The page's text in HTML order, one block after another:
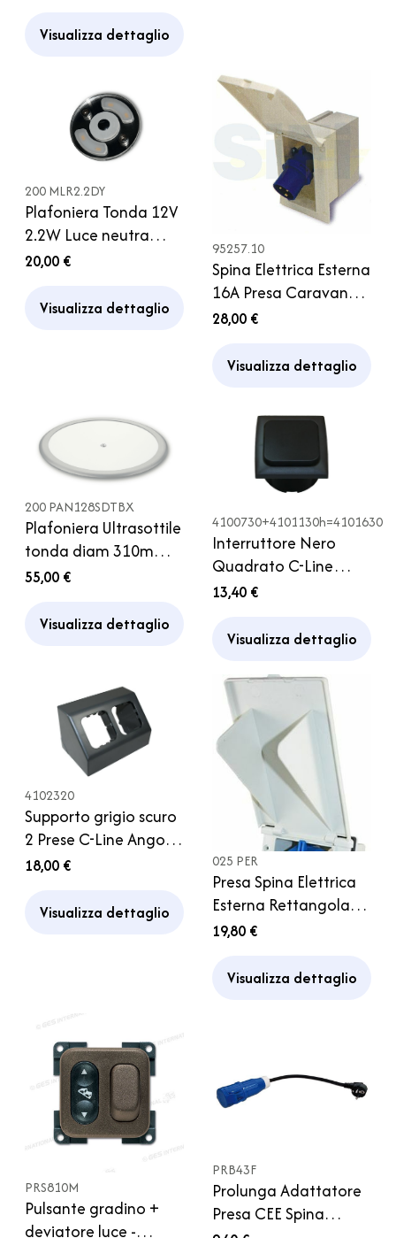
Visualizza dettaglio
200 MLR2.2DY
Plafoniera Tonda 12V
2.2W Luce neutra
4000K Touch
20,00 €
Visualizza dettaglio
95257.10
Spina Elettrica Esterna
16A Presa Caravan
Camper Campeggio
28,00 €
Visualizza dettaglio
200 PAN128SDTBX
Plafoniera Ultrasottile
tonda diam 310mm
Argento con Touch
Camper
55,00 €
Visualizza dettaglio
4100730+4101130h=4101630
Interruttore Nero
Quadrato C-Line
Completo di Cornice
13,40 €
Visualizza dettaglio
4102320
Supporto grigio scuro
2 Prese C-Line Angolo
Camper
18,00 €
Visualizza dettaglio
025 PER
Presa Spina Elettrica
Esterna Rettangolare
Caravan Camper
19,80 €
Visualizza dettaglio
PRS810M
Pulsante gradino +
deviatore luce -
PRB43F
Prolunga Adattatore
Presa CEE Spina